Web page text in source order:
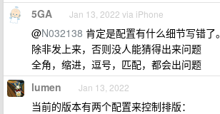
5GA Jan 13, 2022 via iPhone
@N032138 肯定是配置有什么细节写错了。
除非发上来，否则没人能猜得出来问题
全角，缩进，逗号，匹配，都会出问题
lumen Jan 13, 2022
当前的版本有两个配置来控制排版：